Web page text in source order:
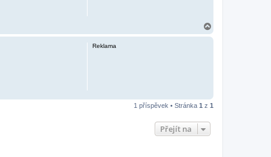
Reklama
1 příspěvek • Stránka 1 z 1
Přejít na